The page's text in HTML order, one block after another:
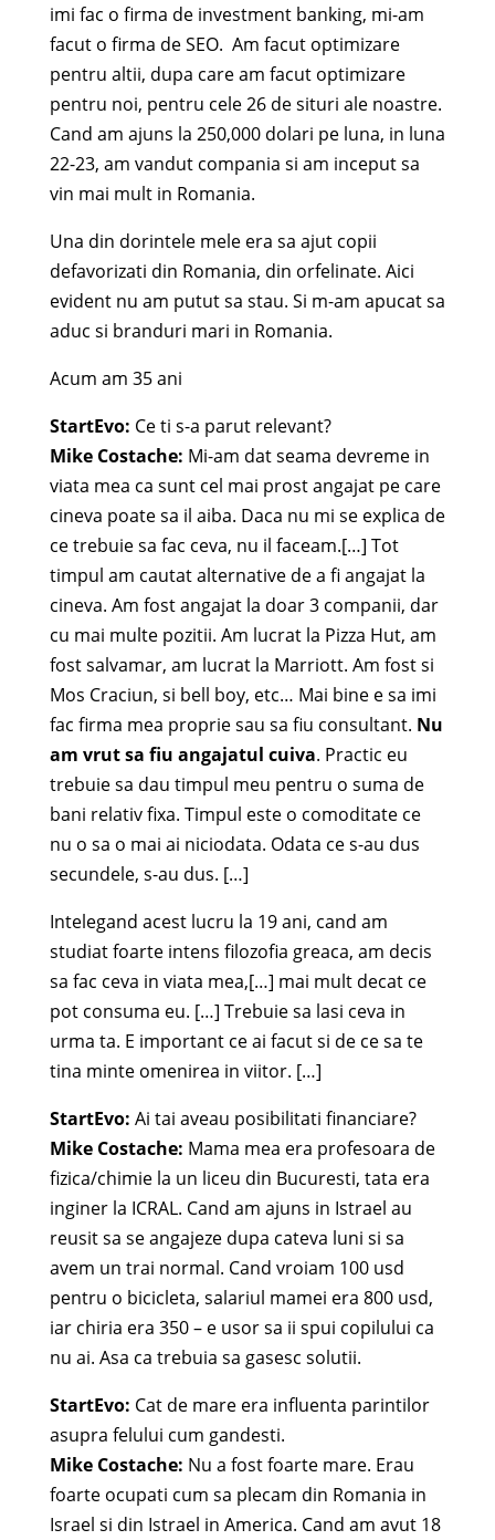
imi fac o firma de investment banking, mi-am
facut o firma de SEO. Am facut optimizare
pentru altii, dupa care am facut optimizare
pentru noi, pentru cele 26 de situri ale noastre.
Cand am ajuns la 250,000 dolari pe luna, in luna
22-23, am vandut compania si am inceput sa
vin mai mult in Romania.
Una din dorintele mele era sa ajut copii
defavorizati din Romania, din orfelinate. Aici
evident nu am putut sa stau. Si m-am apucat sa
aduc si branduri mari in Romania.
Acum am 35 ani
StartEvo: Ce ti s-a parut relevant?
Mike Costache: Mi-am dat seama devreme in
viata mea ca sunt cel mai prost angajat pe care
cineva poate sa il aiba. Daca nu mi se explica de
ce trebuie sa fac ceva, nu il faceam.[…] Tot
timpul am cautat alternative de a fi angajat la
cineva. Am fost angajat la doar 3 companii, dar
cu mai multe pozitii. Am lucrat la Pizza Hut, am
fost salvamar, am lucrat la Marriott. Am fost si
Mos Craciun, si bell boy, etc… Mai bine e sa imi
fac firma mea proprie sau sa fiu consultant. Nu
am vrut sa fiu angajatul cuiva. Practic eu
trebuie sa dau timpul meu pentru o suma de
bani relativ fixa. Timpul este o comoditate ce
nu o sa o mai ai niciodata. Odata ce s-au dus
secundele, s-au dus. […]
Intelegand acest lucru la 19 ani, cand am
studiat foarte intens filozofia greaca, am decis
sa fac ceva in viata mea,[…] mai mult decat ce
pot consuma eu. […] Trebuie sa lasi ceva in
urma ta. E important ce ai facut si de ce sa te
tina minte omenirea in viitor. […]
StartEvo: Ai tai aveau posibilitati financiare?
Mike Costache: Mama mea era profesoara de
fizica/chimie la un liceu din Bucuresti, tata era
inginer la ICRAL. Cand am ajuns in Istrael au
reusit sa se angajeze dupa cateva luni si sa
avem un trai normal. Cand vroiam 100 usd
pentru o bicicleta, salariul mamei era 800 usd,
iar chiria era 350 – e usor sa ii spui copilului ca
nu ai. Asa ca trebuia sa gasesc solutii.
StartEvo: Cat de mare era influenta parintilor
asupra felului cum gandesti.
Mike Costache: Nu a fost foarte mare. Erau
foarte ocupati cum sa plecam din Romania in
Israel si din Istrael in America. Cand am avut 18